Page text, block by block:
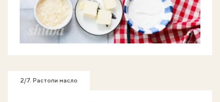
2/7. Растопи масло